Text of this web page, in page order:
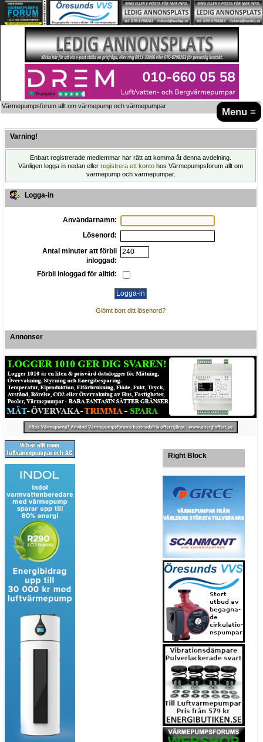
Menu ≡
Värmepumpsforum allt om värmepump och värmepumpar
Varning!
Enbart registrerade medlemmar har rätt att komma åt denna avdelning.
Vänligen logga in nedan eller registrera ett konto hos Värmepumpsforum allt om
värmepump och värmepumpar.
Logga-in
Användarnamn:
Lösenord:
Antal minuter att förbli
inloggad:
Förbli inloggad för alltid:
Glömt bort ditt lösenord?
Annonser
Right Block